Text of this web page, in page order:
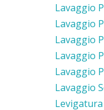
Lavaggio
Lavaggio
Lavaggio
Lavaggio
Lavaggio
Lavaggio